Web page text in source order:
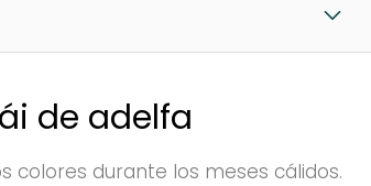
de adelfa
colores durante los meses cálidos.